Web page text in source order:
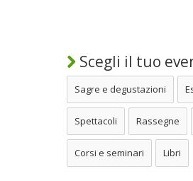
Scegli il tuo
Sagre e degustazioni
Spettacoli Rassegne
Corsi e seminari Libri